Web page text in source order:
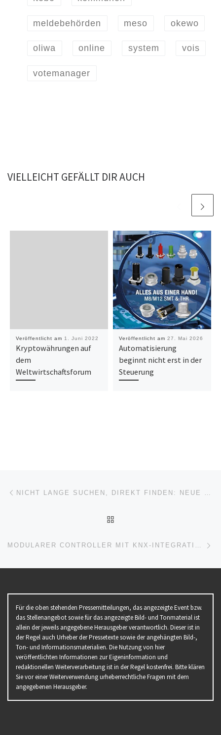
meldebehörden meso okewo
oliwa online system vois
votemanager
VIELLEICHT GEFÄLLT DIR AUCH
Veröffentlicht am 1. Juni 2022
Kryptowährungen auf
dem
Weltwirtschaftsforum
Veröffentlicht am 27. Mai 2026
Automatisierung
beginnt nicht erst in der
Steuerung
Beitragsnavigation
MODULARER CONTROLLER MIT KNX-INTEGRATION
Für die oben stehenden Pressemitteilungen, das angezeigte Event bzw.
das Stellenangebot sowie für das angezeigte Bild- und Tonmaterial ist
allein der jeweils angegebene Herausgeber verantwortlich. Dieser ist in
der Regel auch Urheber der Pressetexte sowie der angehängten Bild-,
Ton- und Informationsmaterialien. Die Nutzung von hier
veröffentlichten Informationen zur Eigeninformation und
redaktionellen Weiterverarbeitung ist in der Regel kostenfrei. Bitte klären
Sie vor einer Weiterverwendung urheberrechtliche Fragen mit dem
angegebenen Herausgeber.